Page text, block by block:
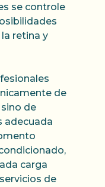
se controle
retina y
de
de
adecuada
carga
de